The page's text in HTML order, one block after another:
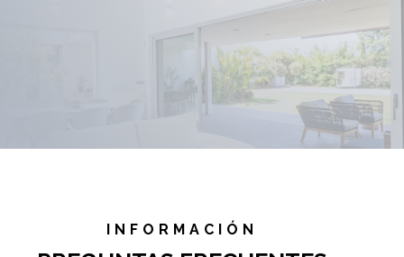
INFORMACIÓN